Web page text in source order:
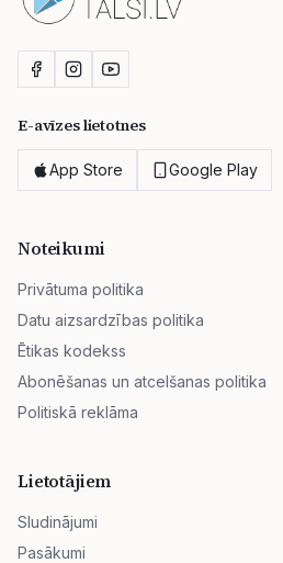
E-avīzes lietotnes
App Store Google Play
Noteikumi
Privātuma politika
Datu aizsardzības politika
Ētikas kodekss
Abonēšanas un atcelšanas politika
Politiskā reklāma
Lietotājiem
Sludinājumi
Pasākumi